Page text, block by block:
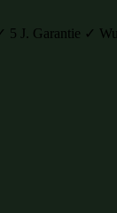
J. Garantie ✓